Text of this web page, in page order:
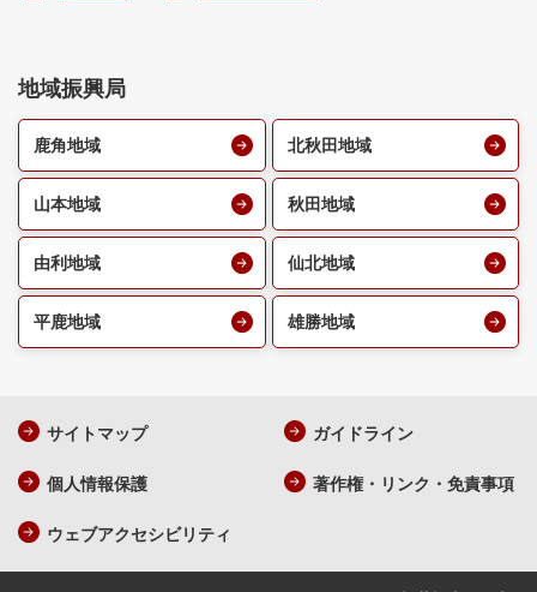
地域振興局
鹿角地域 北秋田地域
山本地域 秋田地域
由利地域 仙北地域
平鹿地域 雄勝地域
サイトマップ ガイドライン
個人情報保護 著作権・リンク・免責事項
ウェブアクセシビリティ